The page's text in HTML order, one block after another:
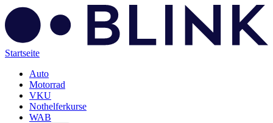
Startseite
Auto
Motorrad
VKU
Nothelferkurse
WAB